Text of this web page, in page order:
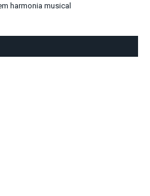
harmonia musical